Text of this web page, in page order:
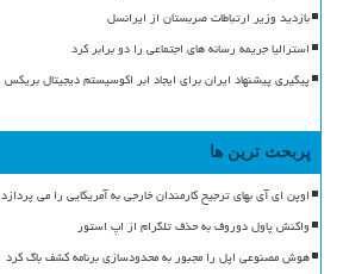
بازدید وزیر ارتباطات صربستان از ایرانسل
استرالیا جریمه رسانه های اجتماعی را دو برابر کرد
پیگیری پیشنهاد ایران برای ایجاد ابر اکوسیستم دیجیتال بریکس
پربحث ترین ها
اوپن ای آی بهای ترجیح کارمندان خارجی به آمریکایی را می پردازد
واکنش پاول دوروف به حذف تلگرام از اپ استور
هوش مصنوعی اپل را مجبور به محدودسازی برنامه کشف باگ کرد